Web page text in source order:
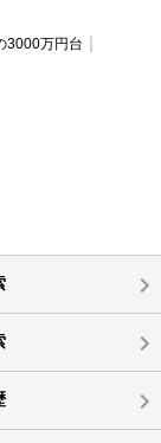
3000万円台